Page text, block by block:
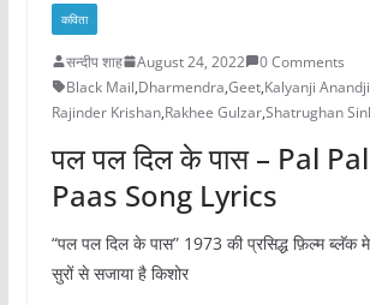
कविता
सन्दीप शाह August 24, 2022
0 Comments
Black Mail,Dharmendra,Geet,Kalyanji Anandji
Rajinder Krishan,Rakhee Gulzar,Shatrughan
पल पल दिल के पास – Pal
Paas Song Lyrics
“पल पल दिल के पास” 1973 की प्रसिद्ध फ़िल्म ब्लॅक
सुरों से सजाया है किशोर